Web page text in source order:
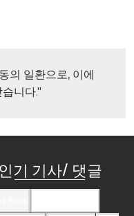
의 일환으로, 이에
니다."
인기 기사/ 댓글